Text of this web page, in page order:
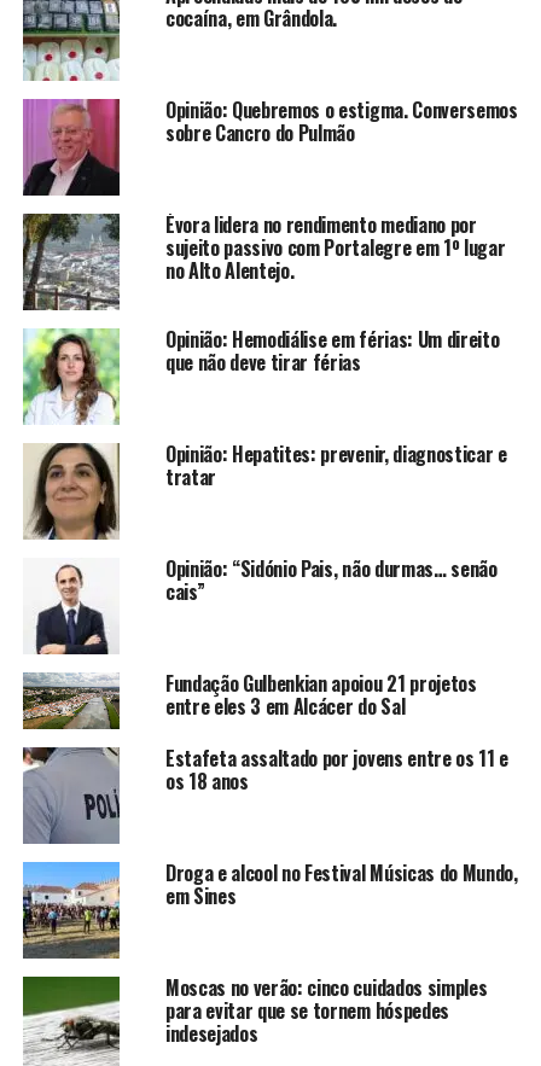
cocaína, em Grândola.
Opinião: Quebremos o estigma. Conversemos
sobre Cancro do Pulmão
Évora lidera no rendimento mediano por
sujeito passivo com Portalegre em 1º lugar
no Alto Alentejo.
Opinião: Hemodiálise em férias: Um direito
que não deve tirar férias
Opinião: Hepatites: prevenir, diagnosticar e
tratar
Opinião: “Sidónio Pais, não durmas… senão
cais”
Fundação Gulbenkian apoiou 21 projetos
entre eles 3 em Alcácer do Sal
Estafeta assaltado por jovens entre os 11 e
os 18 anos
Droga e alcool no Festival Músicas do Mundo,
em Sines
Moscas no verão: cinco cuidados simples
para evitar que se tornem hóspedes
indesejados